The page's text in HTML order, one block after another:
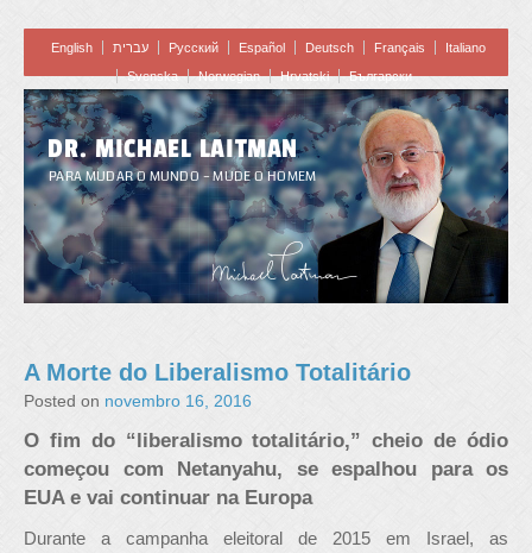
English עברית Pусский Español Deutsch Français
Italiano
Svenska
Norwegian Hrvatski Български
DR. MICHAEL LAITMAN
PARA MUDAR O MUNDO – MUDE O HOMEM
A Morte do Liberalismo Totalitário
Posted on novembro 16, 2016
O fim do “liberalismo totalitário,” cheio de ódio
começou com Netanyahu, se espalhou para os
EUA e vai continuar na Europa
Durante a campanha eleitoral de 2015 em Israel, as